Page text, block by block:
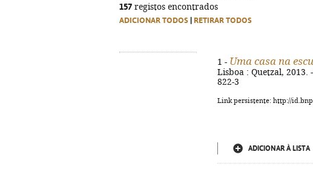
157 registos encontrados
ADICIONAR TODOS RETIRAR TODOS
1 - Uma casa na
Lisboa : Quetzal, 2013.
822-3
Link persistente: http://
ADICIONAR À LISTA